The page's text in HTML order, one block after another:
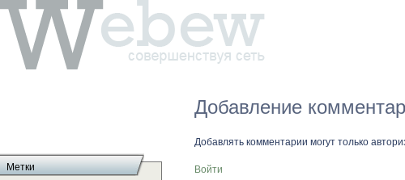
Добавление
Добавлять комментарии могут только
Войти
Метки